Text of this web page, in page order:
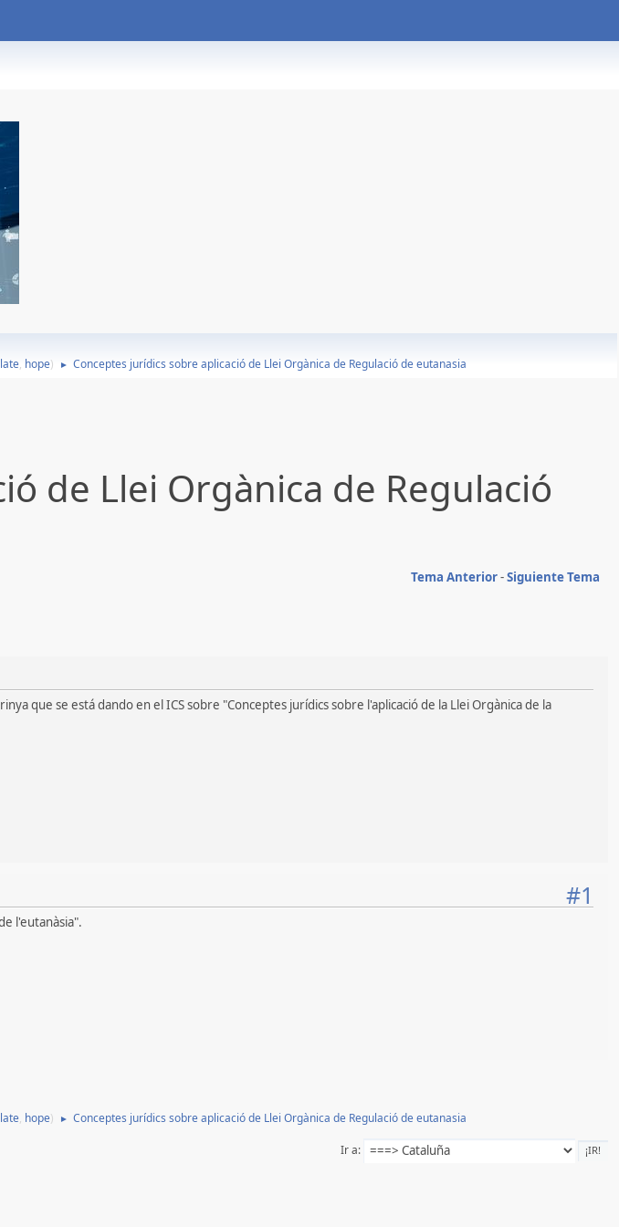
, hope) ► Conceptes jurídics sobre aplicació de Llei Orgànica de Regulació de eutanasia
de Llei Orgànica de Regulació
Tema Anterior-Siguiente Tema
que se está dando en el ICS sobre "Conceptes jurídics sobre l'aplicació de la Llei Orgànica de la
#1
l'eutanàsia".
, hope) ► Conceptes jurídics sobre aplicació de Llei Orgànica de Regulació de eutanasia
Ir a